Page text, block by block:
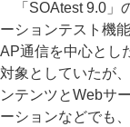
「SOAtest 9.0」
ーションテスト機
AP通信を中心とし
対象としていたが
ンテンツとWebサ
ーションなどでも